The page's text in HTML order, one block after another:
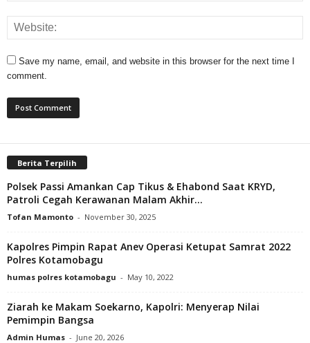
Save my name, email, and website in this browser for the next time I
comment.
Berita Terpilih
Polsek Passi Amankan Cap Tikus & Ehabond Saat KRYD,
Patroli Cegah Kerawanan Malam Akhir...
Tofan Mamonto - November 30, 2025
Kapolres Pimpin Rapat Anev Operasi Ketupat Samrat 2022
Polres Kotamobagu
humas polres kotamobagu - May 10, 2022
Ziarah ke Makam Soekarno, Kapolri: Menyerap Nilai
Pemimpin Bangsa
Admin Humas - June 20, 2026